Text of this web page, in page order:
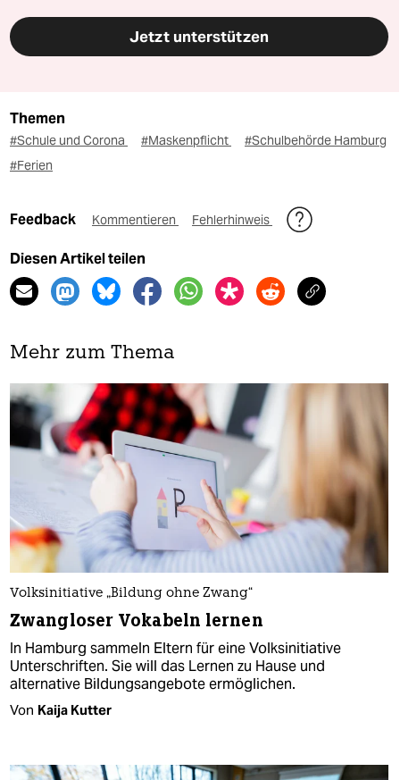
Jetzt unterstützen
Themen
#Schule und Corona #Maskenpflicht
#Schulbehörde Hamburg
#Ferien
Feedback Kommentieren Fehlerhinweis
Diesen Artikel teilen
Mehr zum Thema
Volksinitiative „Bildung ohne Zwang“
Zwangloser Vokabeln lernen
In Hamburg sammeln Eltern für eine Volksinitiative
Unterschriften. Sie will das Lernen zu Hause und
alternative Bildungsangebote ermöglichen.
Von Kaija Kutter